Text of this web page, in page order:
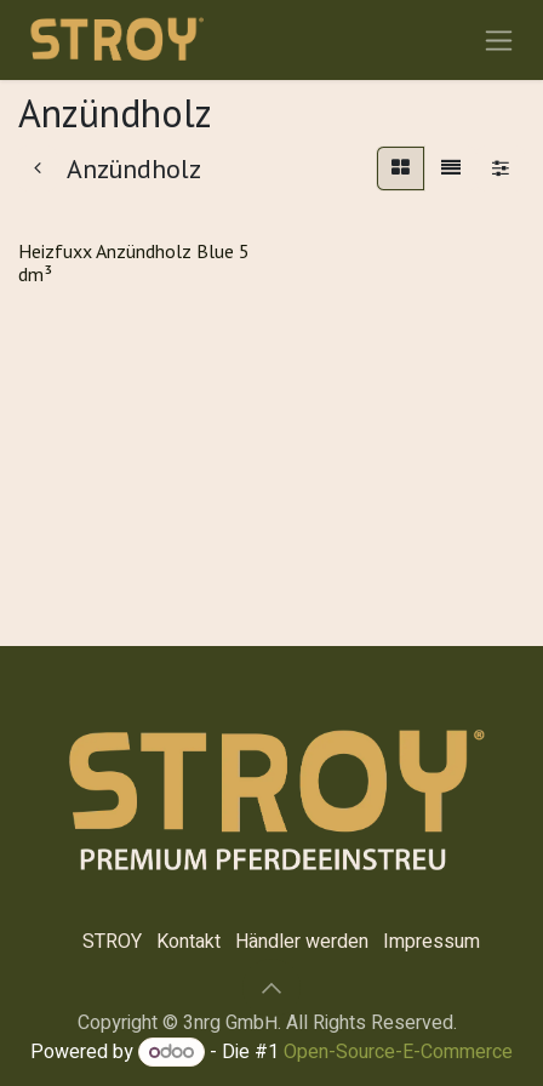
Zum Inhalt springen
Anzündholz
Anzündholz
Heizfuxx Anzündholz Blue 5
dm³
STROY Kontakt Händler werden Impre​ssum
Copyright © 3nrg GmbH. All Rights Reserved.
Powered by
- Die #1 Open-Source-E-Commerce